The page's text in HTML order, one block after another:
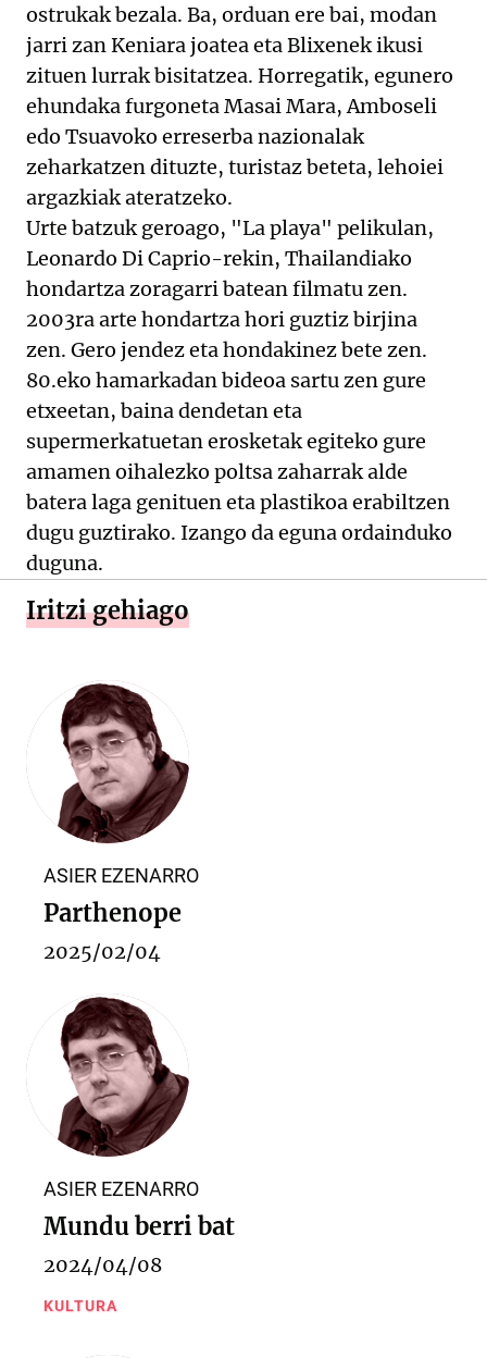
ostrukak bezala. Ba, orduan ere bai, modan
jarri zan Keniara joatea eta Blixenek ikusi
zituen lurrak bisitatzea. Horregatik, egunero
ehundaka furgoneta Masai Mara, Amboseli
edo Tsuavoko erreserba nazionalak
zeharkatzen dituzte, turistaz beteta, lehoiei
argazkiak ateratzeko.
Urte batzuk geroago, "La playa" pelikulan,
Leonardo Di Caprio-rekin, Thailandiako
hondartza zoragarri batean filmatu zen.
2003ra arte hondartza hori guztiz birjina
zen. Gero jendez eta hondakinez bete zen.
80.eko hamarkadan bideoa sartu zen gure
etxeetan, baina dendetan eta
supermerkatuetan erosketak egiteko gure
amamen oihalezko poltsa zaharrak alde
batera laga genituen eta plastikoa erabiltzen
dugu guztirako. Izango da eguna ordainduko
duguna.
Iritzi gehiago
ASIER EZENARRO
Parthenope
2025/02/04
ASIER EZENARRO
Mundu berri bat
2024/04/08
KULTURA